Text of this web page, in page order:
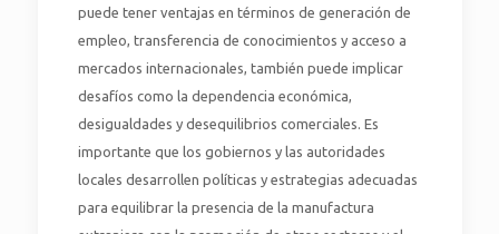
puede tener ventajas en términos de generación de
empleo, transferencia de conocimientos y acceso a
mercados internacionales, también puede implicar
desafíos como la dependencia económica,
desigualdades y desequilibrios comerciales. Es
importante que los gobiernos y las autoridades
locales desarrollen políticas y estrategias adecuadas
para equilibrar la presencia de la manufactura